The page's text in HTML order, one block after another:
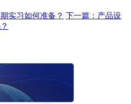
实习如何准备？ 下一篇：产品设